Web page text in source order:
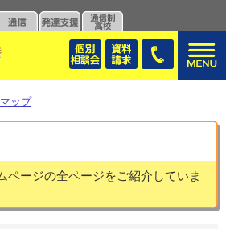
ップ
ページの全ページをご紹介していま